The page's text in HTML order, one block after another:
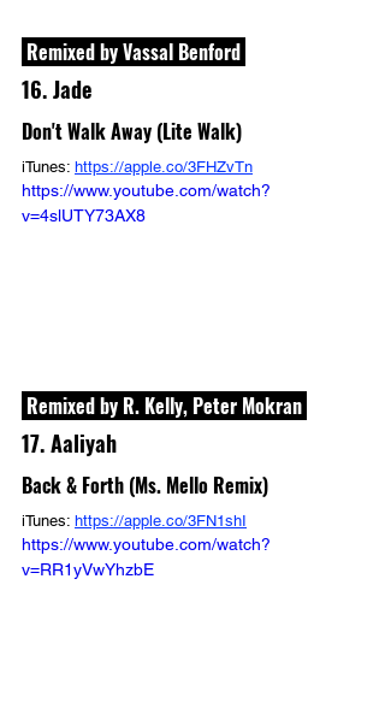
Remixed by Vassal Benford
16. Jade
Don't Walk Away (Lite Walk)
iTunes: https://apple.co/3FHZvTn
https://www.youtube.com/watch?
v=4slUTY73AX8
Remixed by R. Kelly, Peter Mokran
17. Aaliyah
Back & Forth (Ms. Mello Remix)
iTunes: https://apple.co/3FN1shI
https://www.youtube.com/watch?
v=RR1yVwYhzbE